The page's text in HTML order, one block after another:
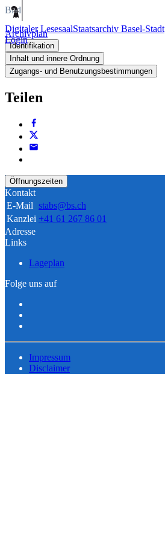
Digitaler LesesaalStaatsarchiv Basel-Stadt
Login
Bild
Archivplan
Identifikation
Inhalt und innere Ordnung
Zugangs- und Benutzungsbestimmungen
Teilen
Öffnungszeiten
Kontakt
E-Mail stabs@bs.ch
Kanzlei +41 61 267 86 01
Adresse
Links
Lageplan
Folge uns auf
Impressum
Disclaimer